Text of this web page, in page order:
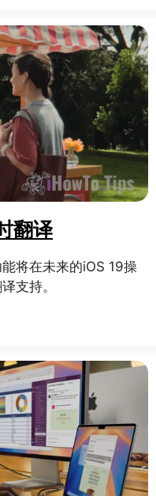
翻译
将在未来的iOS 19操
支持。